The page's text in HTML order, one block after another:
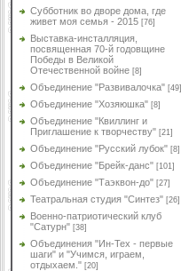
Субботник во дворе дома, где
живет моя семья - 2015 [76]
Выставка-инсталляция,
посвященная 70-й годовщине
Победы в Великой
Отечественной войне [8]
Объединение "Развивалочка" [49]
Объединение "Хозяюшка" [8]
Объединение "Квиллинг и
Приглашение к творчеству" [21]
Объединение "Русский лубок" [8]
Объединение "Брейк-данс" [101]
Объединение "Таэквон-до" [27]
Театральная студия "Синтез" [26]
Военно-патриотический клуб
"Сатурн" [38]
Объединения "Ин-Тех - первые
шаги" и "Учимся, играем,
отдыхаем." [20]